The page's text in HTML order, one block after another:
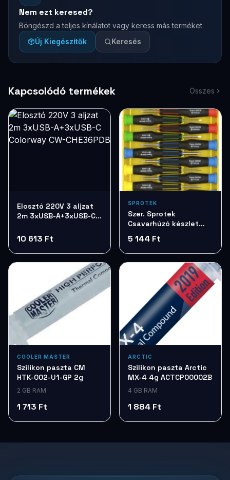
Nem ezt keresed?
Böngészd a teljes kínálatot vagy keress más terméket.
Új Kiegészítők
Keresés
Kapcsolódó termékek Összes
Elosztó 220V 3 aljzat
2m 3xUSB-A+3xUSB-C
CHE36PDB
10 613 Ft
SPROTEK
Szer. Sprotek
Csavarhúzó készlet
5 144 Ft
COOLER MASTER
Szilikon paszta CM
HTK-002-U1-GP 2g
2 GB RAM
1 713 Ft
ARCTIC
Szilikon paszta Arctic
MX-4 4g ACTCP00002B
4 GB RAM
1 884 Ft